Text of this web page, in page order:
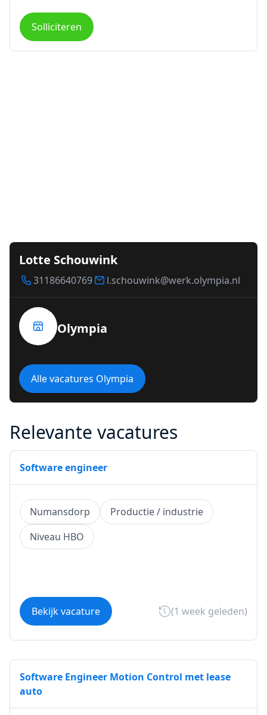
Solliciteren
Lotte Schouwink
31186640769 l.schouwink@werk.olympia.nl
Olympia
Alle vacatures Olympia
Relevante vacatures
Software engineer
Numansdorp
Productie / industrie
Niveau HBO
Bekijk vacature (1 week geleden)
Software Engineer Motion Control met lease
auto